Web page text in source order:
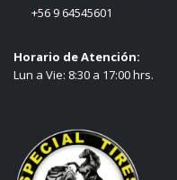
+56 9 64545601
Horario de Atención:
Lun a Vie: 8:30 a 17:00 hrs.